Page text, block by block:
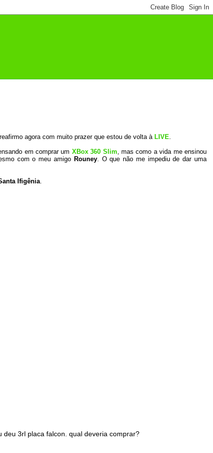
agora com muito prazer que estou de volta à LIVE.
em comprar um XBox 360 Slim, mas como a vida me ensinou
com o meu amigo Rouney. O que não me impediu de dar uma
Ifigênia.
3rl placa falcon. qual deveria comprar?